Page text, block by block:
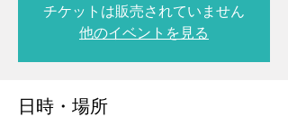
チケットは販売されていません
他のイベントを見る
日時・場所